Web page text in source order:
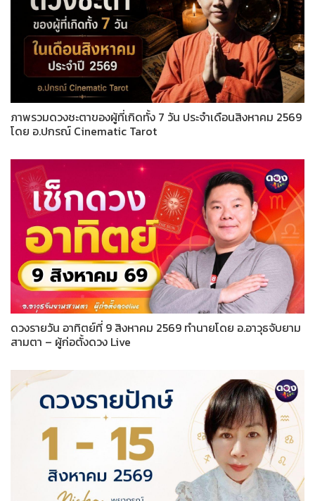
ภาพรวมดวงชะตาของผู้ที่เกิดทั้ง 7 วัน ประจำเดือนสิงหาคม 2569
โดย อ.ปกรณ์ Cinematic Tarot
ดวงรายวัน อาทิตย์ที่ 9 สิงหาคม 2569 ทำนายโดย อ.อาวุธจับยาม
สามตา – ผู้ก่อตั้งดวง Live